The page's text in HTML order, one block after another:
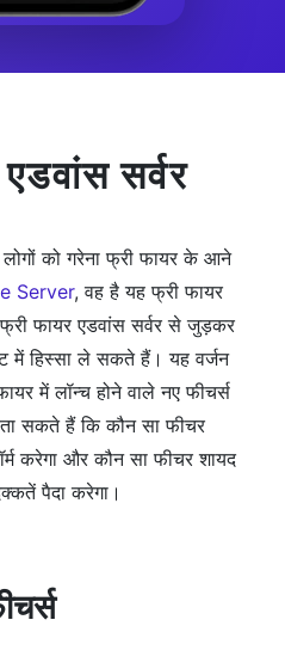
सर्वर
को गरेना फ्री फायर के आने
Server, वह है यह फ्री फायर
फायर एडवांस सर्वर से जुड़कर
में हिस्सा ले सकते हैं। यह वर्जन
में लॉन्च होने वाले नए फीचर्स
सकते हैं कि कौन सा फीचर
करेगा और कौन सा फीचर शायद
पैदा करेगा।